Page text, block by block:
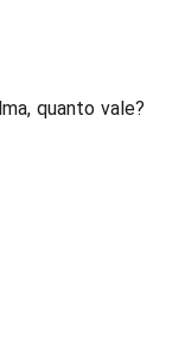
quanto vale?